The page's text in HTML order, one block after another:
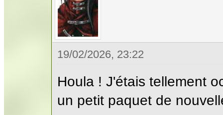
19/02/2026, 23:22
Houla ! J'étais tellement
un petit paquet de